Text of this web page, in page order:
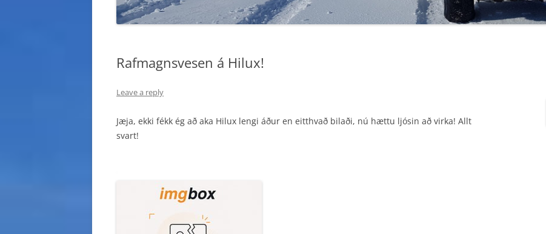
F4X4 ENDURVARPAKORT
Rafmagnsvesen á Hilux!
Leave a reply
Jæja, ekki fékk ég að aka Hilux lengi áður en eitthvað bilaði, nú hættu ljósin að virka! Allt
svart!